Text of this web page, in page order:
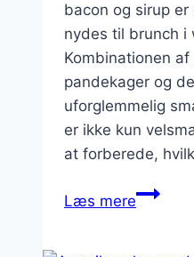
bacon og sirup
nydes til brunch i
Kombinationen
pandekager og
uforglemmelig
er ikke kun
at forberede,
Læs mere